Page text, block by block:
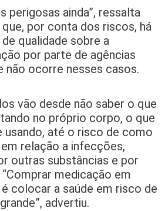
perigosas ainda”, ressalta
por conta dos riscos, há
qualidade sobre a
por parte de agências
não ocorre nesses casos.
vão desde não saber o que
no próprio corpo, o que
usando, até o risco de como
relação a infecções,
outras substâncias e por
medicação em
colocar a saúde em risco de
advertiu.